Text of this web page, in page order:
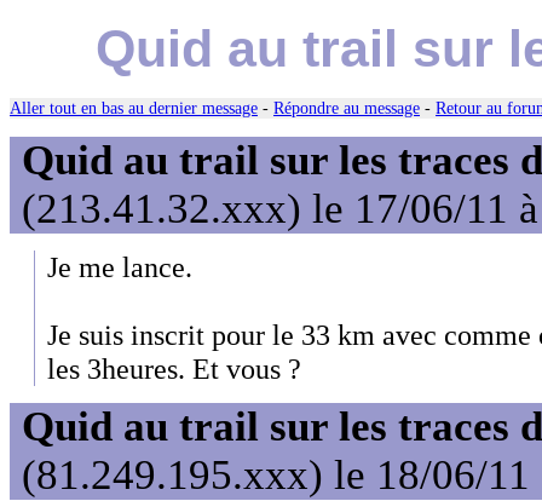
Quid au trail sur
Aller tout en bas au dernier message - Répondre au message - Retour au
Quid au trail sur les traces
(213.41.32.xxx) le 17/06/11
Je me lance.
Je suis inscrit pour le 33 km avec comme
les 3heures. Et vous ?
Quid au trail sur les traces
(81.249.195.xxx) le 18/06/11